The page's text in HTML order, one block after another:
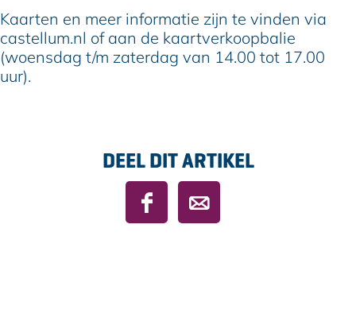
Kaarten en meer informatie zijn te vinden via
castellum.nl of aan de kaartverkoopbalie
(woensdag t/m zaterdag van 14.00 tot 17.00
uur).
DEEL DIT ARTIKEL
D
e
D
e